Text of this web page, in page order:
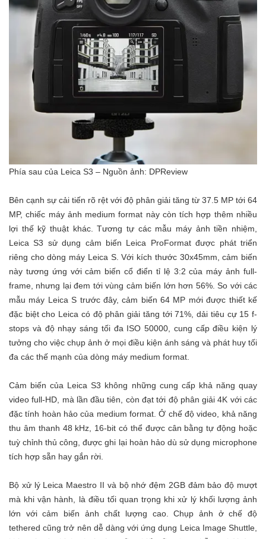
Phía sau của Leica S3 – Nguồn ảnh: DPReview
Bên cạnh sự cải tiến rõ rệt với độ phân giải tăng từ 37.5 MP tới 64
MP, chiếc máy ảnh medium format này còn tích hợp thêm nhiều
lợi thế kỹ thuật khác. Tương tự các mẫu máy ảnh tiền nhiệm,
Leica S3 sử dụng cảm biến Leica ProFormat được phát triển
riêng cho dòng máy Leica S. Với kích thước 30x45mm, cảm biến
này tương ứng với cảm biến cổ điển tỉ lệ 3:2 của máy ảnh full-
frame, nhưng lại đem tới vùng cảm biến lớn hơn 56%. So với các
mẫu máy Leica S trước đây, cảm biến 64 MP mới được thiết kế
đặc biệt cho Leica có độ phân giải tăng tới 71%, dải tiêu cự 15 f-
stops và độ nhạy sáng tối đa ISO 50000, cung cấp điều kiện lý
tưởng cho việc chụp ảnh ở mọi điều kiện ánh sáng và phát huy tối
đa các thế mạnh của dòng máy medium format.
Cảm biến của Leica S3 không những cung cấp khả năng quay
video full-HD, mà lần đầu tiên, còn đạt tới độ phân giải 4K với các
đặc tính hoàn hảo của medium format. Ở chế độ video, khả năng
thu âm thanh 48 kHz, 16-bit có thể được cân bằng tự động hoặc
tuỳ chỉnh thủ công, được ghi lại hoàn hảo dù sử dụng microphone
tích hợp sẵn hay gắn rời.
Bộ xử lý Leica Maestro II và bộ nhớ đệm 2GB đảm bảo độ mượt
mà khi vận hành, là điều tối quan trọng khi xử lý khối lượng ảnh
lớn với cảm biến ảnh chất lượng cao. Chụp ảnh ở chế độ
tethered cũng trở nên dễ dàng với ứng dụng Leica Image Shuttle,